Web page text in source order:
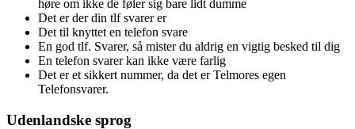
høre om ikke de føler sig bare lidt dumme
Det er der din tlf svarer er
Det til knyttet en telefon svare
En god tlf. Svarer, så mister du aldrig en vigtig besked til dig
En telefon svarer kan ikke være farlig
Det er et sikkert nummer, da det er Telmores egen
Telefonsvarer.
Udenlandske sprog